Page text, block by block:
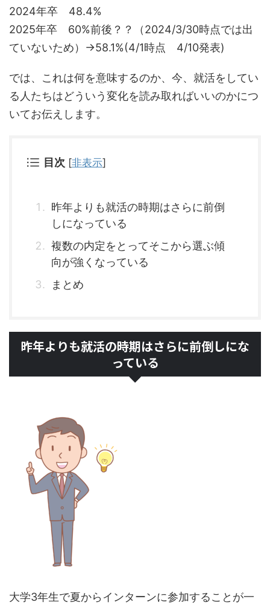
2024年卒 48.4%
2025年卒 60%前後？？（2024/3/30時点では出
ていないため）→58.1%(4/1時点 4/10発表)
では、これは何を意味するのか、今、就活をしてい
る人たちはどういう変化を読み取ればいいのかにつ
いてお伝えします。
目次 [非表示]
昨年よりも就活の時期はさらに前倒
しになっている
複数の内定をとってそこから選ぶ傾
向が強くなっている
まとめ
昨年よりも就活の時期はさらに前倒しにな
っている
大学3年生で夏からインターンに参加することが一